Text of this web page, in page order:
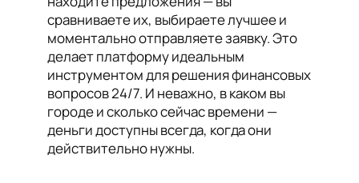
сравниваете их, выбираете лучшее и
моментально отправляете заявку. Это
делает платформу идеальным
инструментом для решения финансовых
вопросов 24/7. И неважно, в каком вы
городе и сколько сейчас времени —
деньги доступны всегда, когда они
действительно нужны.